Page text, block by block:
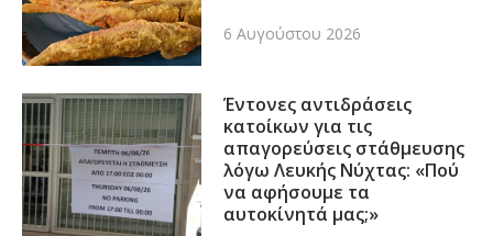
6 Αυγούστου 2026
Έντονες αντιδράσεις
κατοίκων για τις
απαγορεύσεις στάθμευσης
λόγω Λευκής Νύχτας: «Πού
να αφήσουμε τα
αυτοκίνητά μας;»